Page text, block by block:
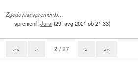
Zgodovina sprememb…
spremenil:Juraj(29. avg 2021 ob 21:33)
«« « 2 / 27 » »»